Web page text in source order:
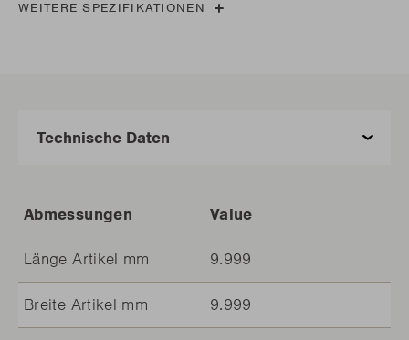
WEITERE SPEZIFIKATIONEN
Abmessungen Value
Länge Artikel mm 9.999
Breite Artikel mm 9.999